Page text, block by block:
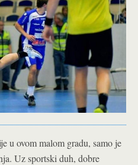
u ovom malom gradu, samo je
Uz sportski duh, dobre